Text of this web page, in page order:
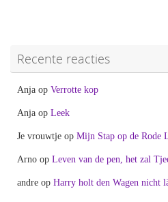
Recente reacties
Anja op Verrotte kop
Anja op Leek
Je vrouwtje op Mijn Stap op de Rode
Arno op Leven van de pen, het zal
andre op Harry holt den Wagen nicht